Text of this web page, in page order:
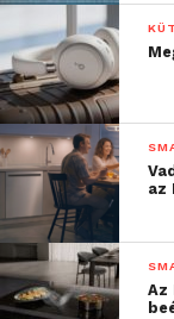
az
Az